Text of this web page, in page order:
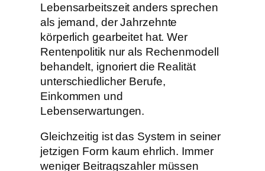
Lebensarbeitszeit anders sprechen
als jemand, der Jahrzehnte
körperlich gearbeitet hat. Wer
Rentenpolitik nur als Rechenmodell
behandelt, ignoriert die Realität
unterschiedlicher Berufe,
Einkommen und
Lebenserwartungen.
Gleichzeitig ist das System in seiner
jetzigen Form kaum ehrlich. Immer
weniger Beitragszahler müssen